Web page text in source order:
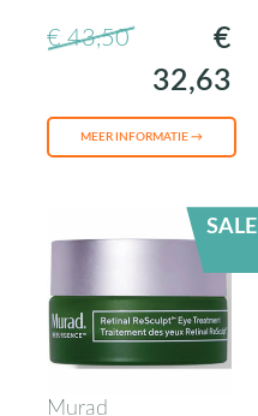
€ 43,50
€
32,63
MEER INFORMATIE →
SALE
Murad